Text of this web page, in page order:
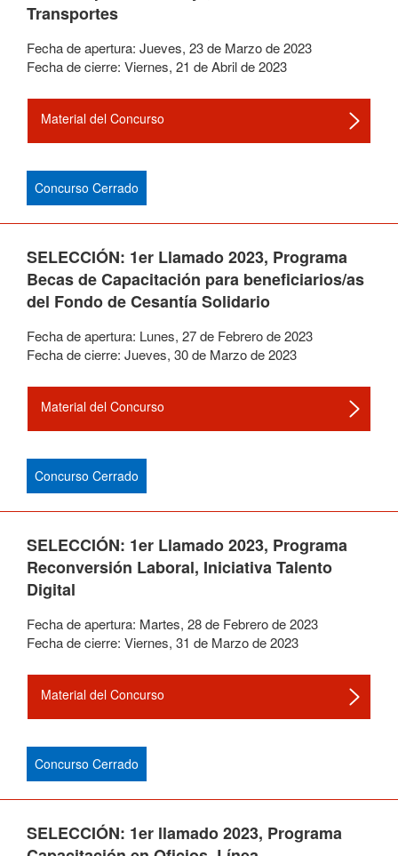
Transportes
Fecha de apertura: Jueves, 23de Marzode2023
Fecha de cierre: Viernes, 21 deAbrilde2023
Material del Concurso
Concurso Cerrado
SELECCIÓN: 1er Llamado 2023, Programa
Becas de Capacitación para beneficiarios/as
del Fondo de Cesantía Solidario
Fecha de apertura: Lunes, 27de Febrerode2023
Fecha de cierre: Jueves, 30de Marzode2023
Material del Concurso
Concurso Cerrado
SELECCIÓN: 1er Llamado 2023, Programa
Reconversión Laboral, Iniciativa Talento
Digital
Fecha de apertura: Martes, 28de Febrerode2023
Fecha de cierre: Viernes, 31 de Marzode2023
Material del Concurso
Concurso Cerrado
SELECCIÓN: 1er llamado 2023, Programa